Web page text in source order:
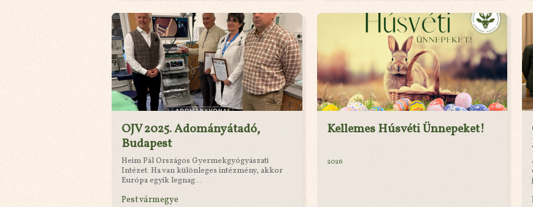
OJV 2025. Adományátadó,
Budapest
Heim Pál Országos Gyermekgyógyászati
Intézet. Ha van különleges intézmény, akkor
Európa egyik legnag...
Pest vármegye
Kellemes Húsvéti Ünnepeket!
2026